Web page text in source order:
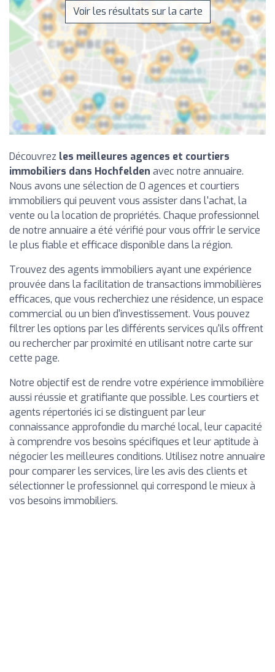
Voir les résultats sur la carte
Découvrez les meilleures agences et courtiers
immobiliers dans Hochfelden avec notre annuaire.
Nous avons une sélection de 0 agences et courtiers
immobiliers qui peuvent vous assister dans l'achat, la
vente ou la location de propriétés. Chaque professionnel
de notre annuaire a été vérifié pour vous offrir le service
le plus fiable et efficace disponible dans la région.
Trouvez des agents immobiliers ayant une expérience
prouvée dans la facilitation de transactions immobilières
efficaces, que vous recherchiez une résidence, un espace
commercial ou un bien d'investissement. Vous pouvez
filtrer les options par les différents services qu'ils offrent
ou rechercher par proximité en utilisant notre carte sur
cette page.
Notre objectif est de rendre votre expérience immobilière
aussi réussie et gratifiante que possible. Les courtiers et
agents répertoriés ici se distinguent par leur
connaissance approfondie du marché local, leur capacité
à comprendre vos besoins spécifiques et leur aptitude à
négocier les meilleures conditions. Utilisez notre annuaire
pour comparer les services, lire les avis des clients et
sélectionner le professionnel qui correspond le mieux à
vos besoins immobiliers.